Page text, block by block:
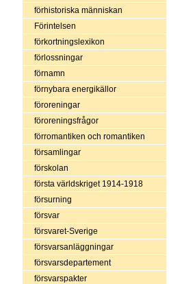
förhistoriska människan
Förintelsen
förkortningslexikon
förlossningar
förnamn
förnybara energikällor
föroreningar
föroreningsfrågor
förromantiken och romantiken
församlingar
förskolan
första världskriget 1914-1918
försurning
försvar
försvaret-Sverige
försvarsanläggningar
försvarsdepartement
försvarspakter